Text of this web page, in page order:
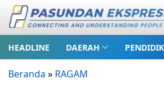
HEADLINE DAERAH
Beranda » RAGAM